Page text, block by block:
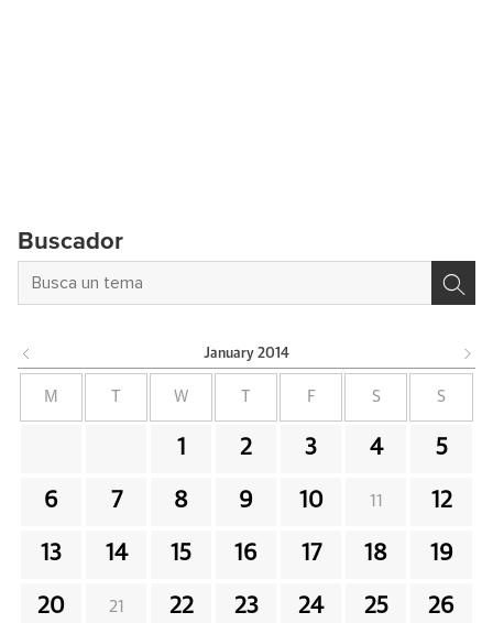
Buscador
January 2014
M W F S S
1 2 3 4 5
6 7 8 9 10 11 12
13 14 15 16 17 18 19
20 21 22 23 24 25 26